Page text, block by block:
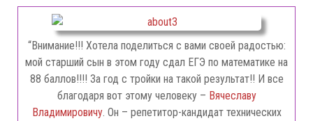
“Внимание!!! Хотела поделиться с вами своей радостью:
мой старший сын в этом году сдал ЕГЭ по математике на
88 баллов!!!! За год с тройки на такой результат!! И все
благодаря вот этому человеку – Вячеславу
Владимировичу. Он – репетитор-кандидат технических